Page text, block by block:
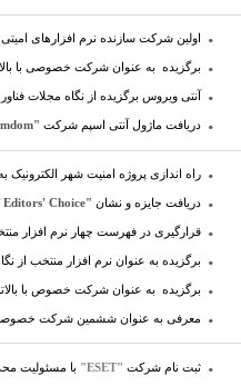
اولین شرکت سازنده نرم افزارهای امیتی که
برگزیده به عنوان شرکت خصوصی با
آنتی ویروس برگزیده از نگاه مجلات
دریافت ماژول آنتی اسپم شرکت "Comdom"
راه اندازی پروژه امنیت شهر
دریافت جایزه و نشان "CNET Editors' Choice"
قرارگیری در فهرست چهار نرم افزار
برگزیده به عنوان نرم افزار منتخب از
برگزیده به عنوان شرکت خصوص با
معرفی به عنوان ششمین شرکت خصوصی
ثبت نام شرکت "ESET" با مسئولیت